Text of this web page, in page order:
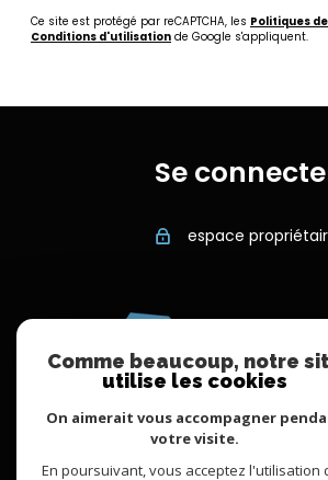
Ce site est protégé par reCAPTCHA, les Politiques
Conditions d'utilisation de Google s'appliquent.
Se
espace
Comme beaucoup, notre
utilise les cookies
On aimerait vous accompagner
votre visite.
En poursuivant, vous acceptez l'utilisation